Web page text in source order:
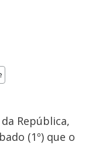
República,
(1º) que o